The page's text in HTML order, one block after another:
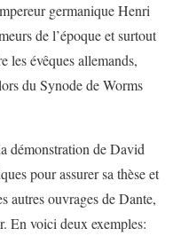
germanique Henri
de l’époque et surtout
les évêques allemands,
du Synode de Worms
démonstration de David
pour assurer sa thèse et
autres ouvrages de Dante,
En voici deux exemples: